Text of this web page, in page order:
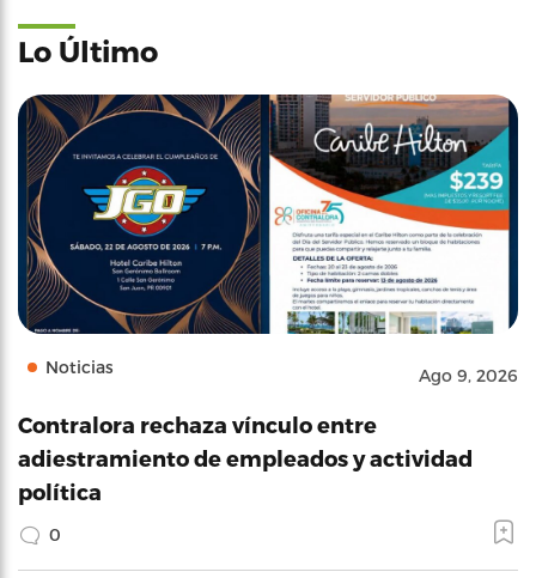
Lo Último
Noticias Ago 9, 2026
Contralora rechaza vínculo entre
adiestramiento de empleados y actividad
política
0